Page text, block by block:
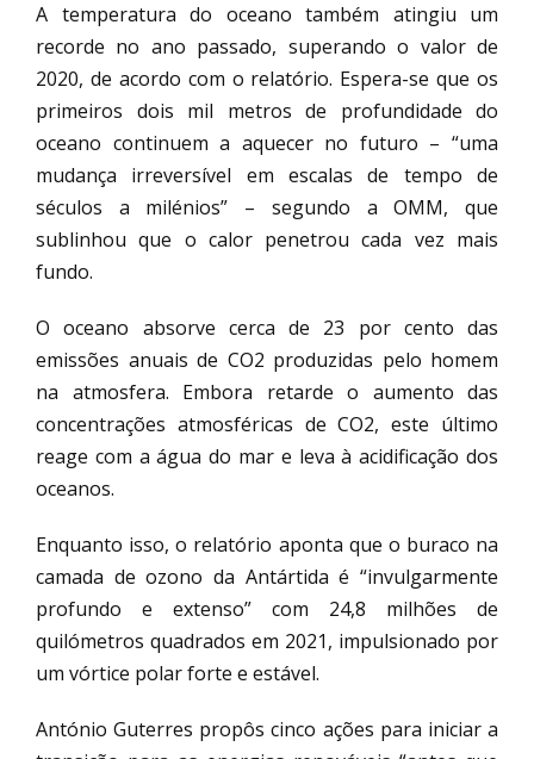
A temperatura do oceano também atingiu um
recorde no ano passado, superando o valor de
2020, de acordo com o relatório. Espera-se que os
primeiros dois mil metros de profundidade do
oceano continuem a aquecer no futuro – “uma
mudança irreversível em escalas de tempo de
séculos a milénios” – segundo a OMM, que
sublinhou que o calor penetrou cada vez mais
fundo.
O oceano absorve cerca de 23 por cento das
emissões anuais de CO2 produzidas pelo homem
na atmosfera. Embora retarde o aumento das
concentrações atmosféricas de CO2, este último
reage com a água do mar e leva à acidificação dos
oceanos.
Enquanto isso, o relatório aponta que o buraco na
camada de ozono da Antártida é “invulgarmente
profundo e extenso” com 24,8 milhões de
quilómetros quadrados em 2021, impulsionado por
um vórtice polar forte e estável.
António Guterres propôs cinco ações para iniciar a